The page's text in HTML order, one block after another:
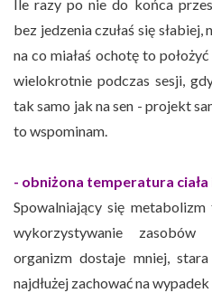
Ile razy po nie do końca
bez jedzenia czułaś się słabiej,
na co miałaś ochotę to
wielokrotnie podczas sesji,
tak samo jak na sen - projekt
to wspominam.
- obniżona temperatura
Spowalniający się
wykorzystywanie zasobów
organizm dostaje mniej,
najdłużej zachować na